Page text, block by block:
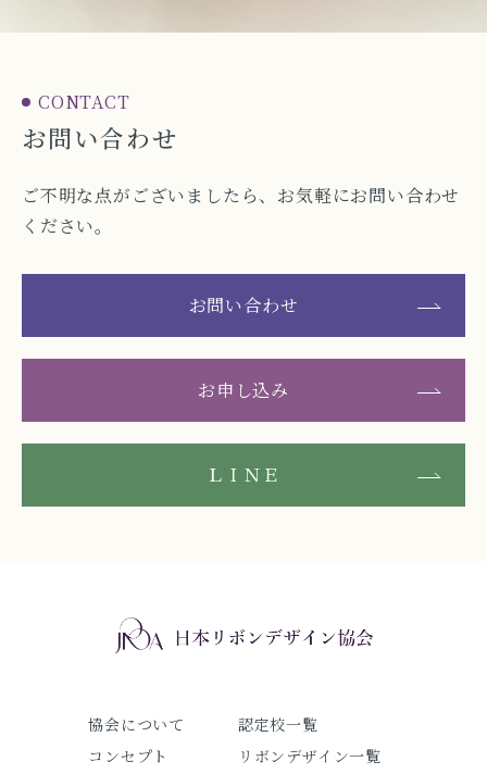
CONTACT
お問い合わせ
ご不明な点がございましたら、お気軽にお問い合わせ
ください。
お問い合わせ
お申し込み
ＬＩＮＥ
協会について
コンセプト
認定校一覧
リボンデザイン一覧